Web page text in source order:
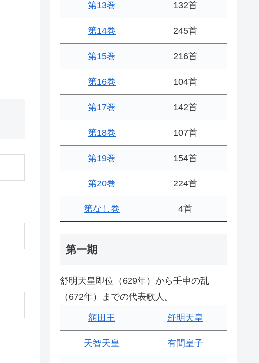
第13巻 132首
第14巻 245首
第15巻 216首
第16巻 104首
第17巻 142首
第18巻 107首
第19巻 154首
第20巻 224首
第なし巻 4首
第一期
舒明天皇即位（629年）から壬申の乱
（672年）までの代表歌人。
額田王 舒明天皇
天智天皇 有間皇子